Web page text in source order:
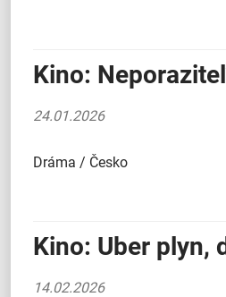
Kino:
24.01.2026
Dráma / Česko
Kino: Uber plyn,
14.02.2026